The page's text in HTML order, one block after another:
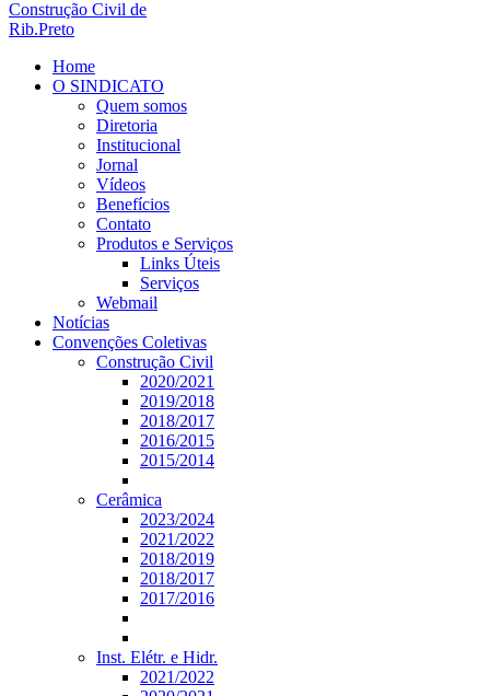
Home
O SINDICATO
Quem somos
Diretoria
Institucional
Jornal
Vídeos
Benefícios
Contato
Produtos e Serviços
Links Úteis
Serviços
Webmail
Notícias
Convenções Coletivas
Construção Civil
2020/2021
2019/2018
2018/2017
2016/2015
2015/2014
Cerâmica
2023/2024
2021/2022
2018/2019
2018/2017
2017/2016
Inst. Elétr. e Hidr.
2021/2022